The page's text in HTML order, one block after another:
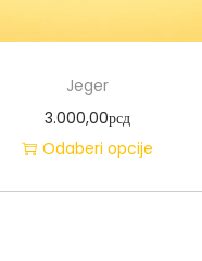
Jeger
3.000,00рсд
Odaberi opcije